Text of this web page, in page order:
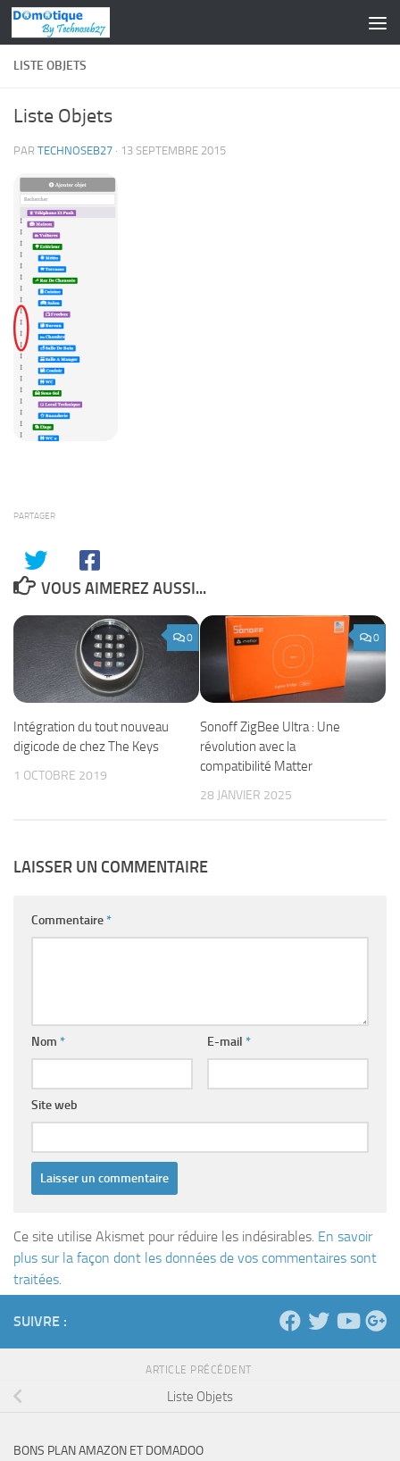
Skip to content
LISTE OBJETS
Liste Objets
PAR TECHNOSEB27 · 13 SEPTEMBRE 2015
PARTAGER
VOUS AIMEREZ AUSSI...
0
Intégration du tout nouveau
digicode de chez The Keys
1 OCTOBRE 2019
0
Sonoff ZigBee Ultra : Une
révolution avec la
compatibilité Matter
28 JANVIER 2025
LAISSER UN COMMENTAIRE
Commentaire*
Nom * E-mail *
Site web
Ce site utilise Akismet pour réduire les indésirables. En savoir
plus sur la façon dont les données de vos commentaires sont
traitées.
SUIVRE :
ARTICLE PRÉCÉDENT
Liste Objets
BONS PLAN AMAZON ET DOMADOO